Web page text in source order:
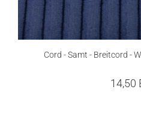
Cord - Samt - Breitcord -
14,50